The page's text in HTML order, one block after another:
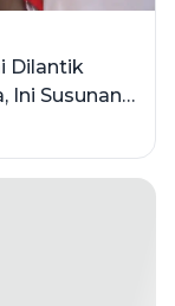
Dilantik
Ini Susunan